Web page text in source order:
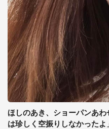
ほしのあき、ショーパンあ
は珍しく空振りしなかった